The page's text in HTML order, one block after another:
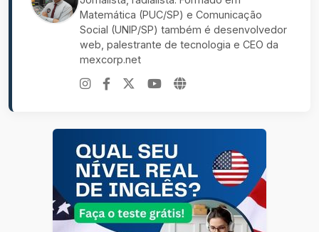
Matemática (PUC/SP) e Comunicação
Social (UNIP/SP) também é desenvolvedor
web, palestrante de tecnologia e CEO da
mexcorp.net